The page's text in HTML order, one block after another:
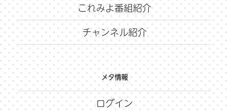
これみよ番組紹介
チャンネル紹介
メタ情報
ログイン